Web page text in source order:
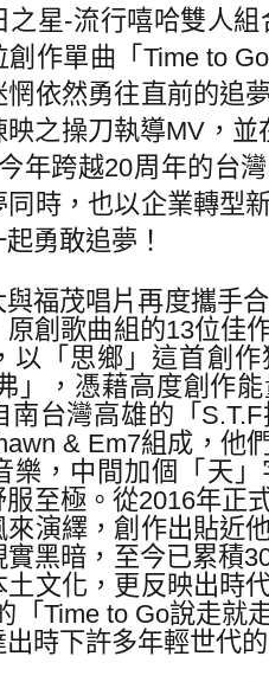
之星-流行嘻哈雙人組
作單曲「 Time to Go
惘依然勇往直前的追
之操刀執導MV ，
年跨越20周年的台
同時，也以企業轉型
勇敢追夢！
福茂唱片再度攜手
創歌曲組的13位佳
，以「思鄉」這首創
」，憑藉高度創作
南台灣高雄的「 S.T.F
& Em7組成，他
樂，中間加個「天
服至極。從2016年正
來演繹，創作出貼近
實黑暗，至今已累積
土文化，更反映出時
「 Time to Go說走就
時下許多年輕世代